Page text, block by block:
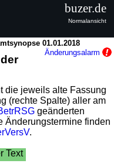
01.01.2018
Änderungsalarm
die jeweils alte Fassung
(rechte Spalte) aller am
geänderten
Änderungstermine finden
.
Text
buzer.de
Normalansicht